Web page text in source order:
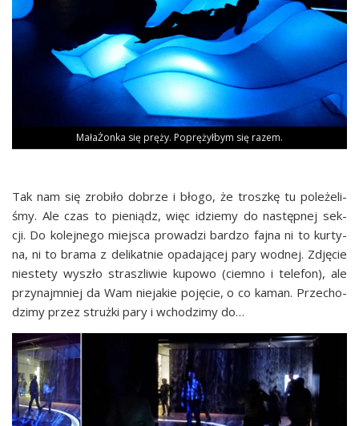
Mała­Żon­ka się prę­ży. Poprę­żył­bym się razem.
Tak nam się zro­bi­ło dobrze i bło­go, że trosz­kę tu pole­że­li­
śmy. Ale czas to pie­niądz, więc idzie­my do następ­nej sek­
cji. Do kolej­ne­go miej­sca pro­wa­dzi bar­dzo faj­na ni to kur­ty­
na, ni to bra­ma z deli­kat­nie opa­da­ją­cej pary wod­nej. Zdję­cie
nie­ste­ty wyszło strasz­li­wie kupo­wo (ciem­no i tele­fon), ale
przy­naj­mniej da Wam nie­ja­kie poję­cie, o co kaman. Prze­cho­
dzi­my przez struż­ki pary i wcho­dzi­my do…